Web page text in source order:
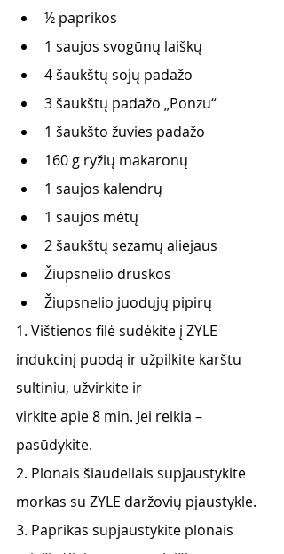
½ paprikos
1 saujos svogūnų laiškų
4 šaukštų sojų padažo
3 šaukštų padažo „Ponzu“
1 šaukšto žuvies padažo
160 g ryžių makaronų
1 saujos kalendrų
1 saujos mėtų
2 šaukštų sezamų aliejaus
Žiupsnelio druskos
Žiupsnelio juodųjų pipirų
1. Vištienos filė sudėkite į ZYLE
indukcinį puodą ir užpilkite karštu
sultiniu, užvirkite ir
virkite apie 8 min. Jei reikia –
pasūdykite.
2. Plonais šiaudeliais supjaustykite
morkas su ZYLE daržovių pjaustykle.
3. Paprikas supjaustykite plonais